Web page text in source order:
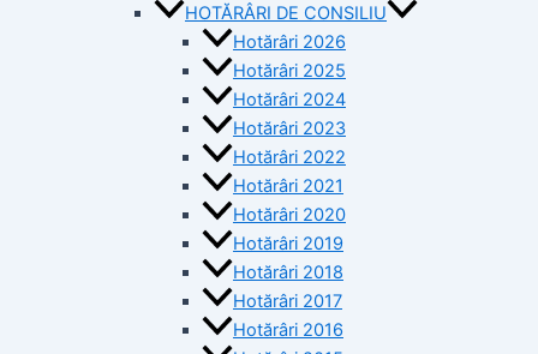
HOTĂRÂRI DE CONSILIU
Hotărâri 2026
Hotărâri 2025
Hotărâri 2024
Hotărâri 2023
Hotărâri 2022
Hotărâri 2021
Hotărâri 2020
Hotărâri 2019
Hotărâri 2018
Hotărâri 2017
Hotărâri 2016